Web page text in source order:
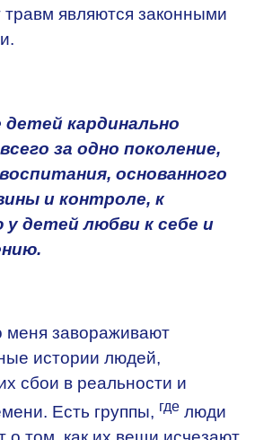
травм являются законными
кардинально
за одно поколение,
основанного
и контроле, к
детей любви к себе и
меня завораживают
истории людей,
сбои в реальности и
Есть группы, где люди